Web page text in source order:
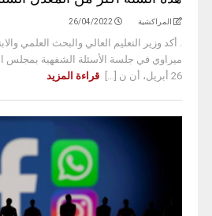
المراكشية 26/04/2022
. أكد وزير التعليم العالي والبحث العلمي
ميراوي في جلسة الأسئلة الشفهية بمجلس
26 أبريل، أن ن [...]
قراءة المزيد